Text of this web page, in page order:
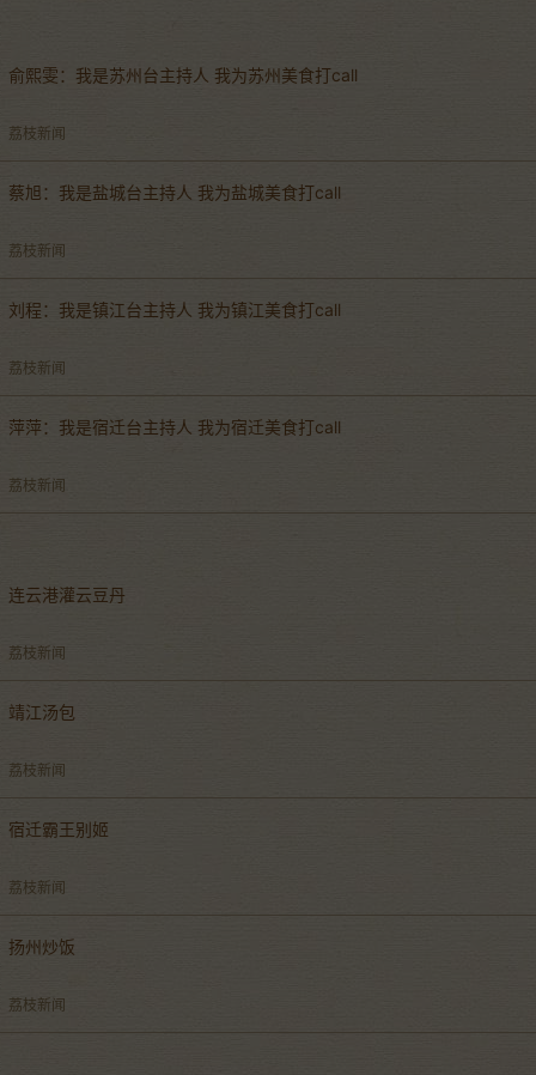
俞熙雯：我是苏州台主持人 我为苏州美食打call
荔枝新闻
蔡旭：我是盐城台主持人 我为盐城美食打call
荔枝新闻
刘程：我是镇江台主持人 我为镇江美食打call
荔枝新闻
萍萍：我是宿迁台主持人 我为宿迁美食打call
荔枝新闻
连云港灌云豆丹
荔枝新闻
靖江汤包
荔枝新闻
宿迁霸王别姬
荔枝新闻
扬州炒饭
荔枝新闻